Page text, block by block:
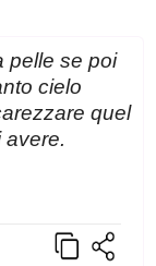
pelle se poi
cielo
quel
avere.